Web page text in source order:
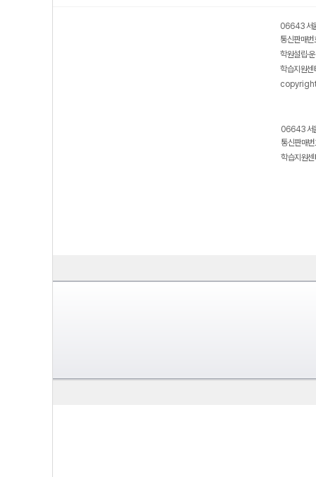
06643 서
통신판매
학원설립·
학습지원
06643 서
통신판매
학습지원